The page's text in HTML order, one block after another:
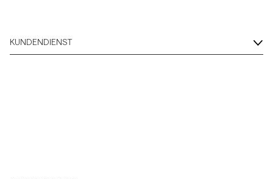
KUNDENDIENST